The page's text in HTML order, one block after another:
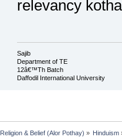
relevancy
Sajib
Department of TE
12â€™Th Batch
Daffodil International University
Religion & Belief (Alor Pothay) » Hinduism